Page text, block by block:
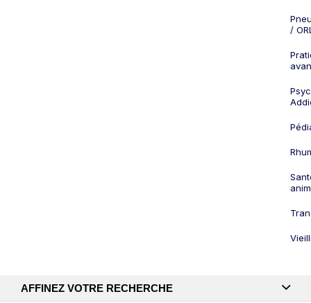
/
AFFINEZ VOTRE RECHERCHE